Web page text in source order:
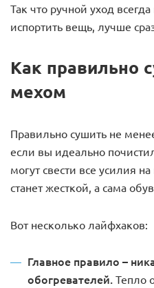
Так что ручной уход
испортить вещь, лучше
Как правильно
мехом
Правильно сушить не
если вы идеально
могут свести все усилия
станет жесткой, а сама
Вот несколько лайфхаков:
Главное правило –
обогревателей. Тепло